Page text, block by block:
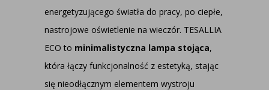
energetyzującego światła do pracy, po ciepłe,
nastrojowe oświetlenie na wieczór. TESALLIA
ECO to minimalistyczna lampa stojąca,
która łączy funkcjonalność z estetyką, stając
się nieodłącznym elementem wystroju